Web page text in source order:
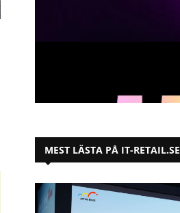
MEST LÄSTA PÅ IT-RETAIL.SE